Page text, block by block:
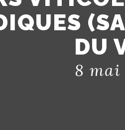
DU
8 mai